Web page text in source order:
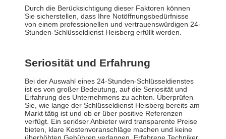
Durch die Berücksichtigung dieser Faktoren können
Sie sicherstellen, dass Ihre Notöffnungsbedürfnisse
von einem professionellen und vertrauenswürdigen 24-
Stunden-Schlüsseldienst Heisberg erfüllt werden.
Seriosität und Erfahrung
Bei der Auswahl eines 24-Stunden-Schlüsseldienstes
ist es von großer Bedeutung, auf die Seriosität und
Erfahrung des Unternehmens zu achten. Überprüfen
Sie, wie lange der Schlüsseldienst Heisberg bereits am
Markt tätig ist und ob er über positive Referenzen
verfügt. Ein seriöser Anbieter wird transparente Preise
bieten, klare Kostenvoranschläge machen und keine